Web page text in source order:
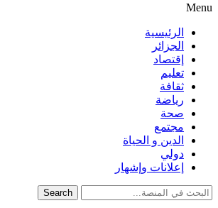
Menu
الرئيسية
الجزائر
إقتصاد
تعليم
ثقافة
رياضة
صحة
مجتمع
الدين و الحياة
دولي
إعلانات وإشهار
Search